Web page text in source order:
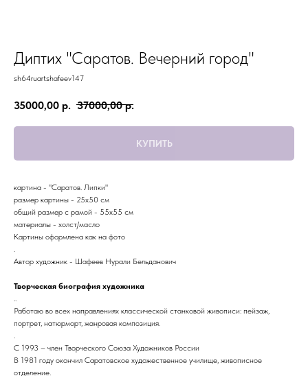
Диптих "Саратов. Вечерний город"
sh64ruartshafeev147
35000,00 р. 37000,00 р.
КУПИТЬ
картина - "Саратов. Липки"
размер картины - 25х50 см
общий размер с рамой - 55х55 см
материалы - холст/масло
Картины оформлена как на фото
.
Автор художник - Шафеев Нурали Бельданович
Творческая биография художника
..
Работаю во всех направлениях классической станковой живописи: пейзаж,
портрет, натюрморт, жанровая композиция.
.
С 1993 – член Творческого Союза Художников России
В 1981 году окончил Саратовское художественное училище, живописное
отделение.